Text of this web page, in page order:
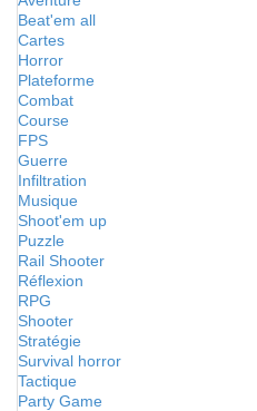
Beat'em all
Cartes
Horror
Plateforme
Combat
Course
FPS
Guerre
Infiltration
Musique
Shoot'em up
Puzzle
Rail Shooter
Réflexion
RPG
Shooter
Stratégie
Survival horror
Tactique
Party Game